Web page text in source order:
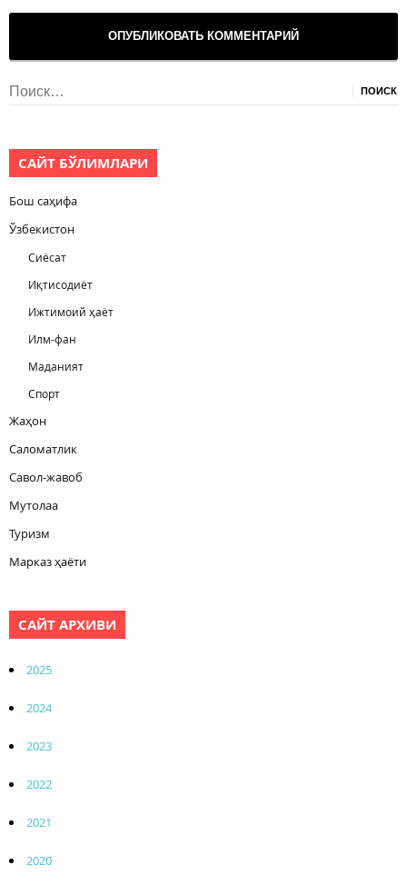
Найти:
САЙТ БЎЛИМЛАРИ
Бош саҳифа
Ўзбекистон
Сиёсат
Иқтисодиёт
Ижтимоий ҳаёт
Илм-фан
Маданият
Спорт
Жаҳон
Саломатлик
Савол-жавоб
Мутолаа
Туризм
Марказ ҳаёти
САЙТ АРХИВИ
2025
2024
2023
2022
2021
2020